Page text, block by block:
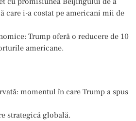
care i-a costat pe americani mii de
Trump oferă o reducere de 10
americane.
momentul în care Trump a spus
strategică globală.